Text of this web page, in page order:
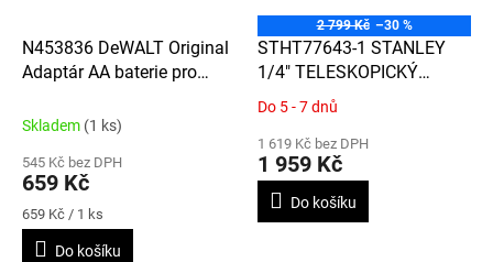
N453836 DeWALT Original
Adaptár AA baterie pro
DCE088,DCE089,DCE0825
Skladem (1 ks)
545 Kč bez DPH
659 Kč
Měrná
cena:
659 Kč / 1 ks
Do košíku
2 799 Kč –30 %
STHT77643-1 STANLEY
1/4" TELESKOPICKÝ
STATIV S NASTAVITELNOU
Průměrné
produktu
je
5,0
Do 5 - 7 dnů
1 619 Kč bez DPH
1 959 Kč
Do košíku